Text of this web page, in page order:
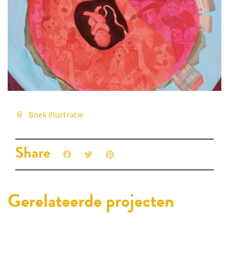
Boek illustratie
Share
Gerelateerde projecten